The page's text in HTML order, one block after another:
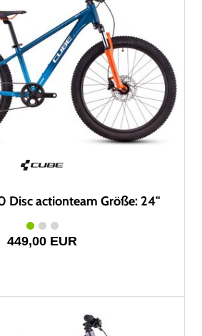
Disc actionteam Größe: 24"
449,00 EUR